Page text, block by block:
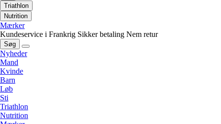
Triathlon
Nutrition
Mærker
Kundeservice i Frankrig Sikker betaling Nem retur
Søg
Nyheder
Mand
Kvinde
Barn
Løb
Sti
Triathlon
Nutrition